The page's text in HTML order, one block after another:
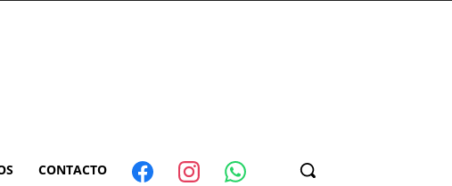
CONTACTO